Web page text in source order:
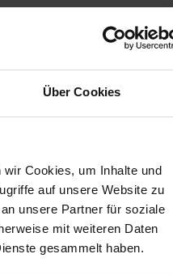
Über Cookies
Cookies, um Inhalte und
auf unsere Website zu
unsere Partner für soziale
mit weiteren Daten
gesammelt haben.